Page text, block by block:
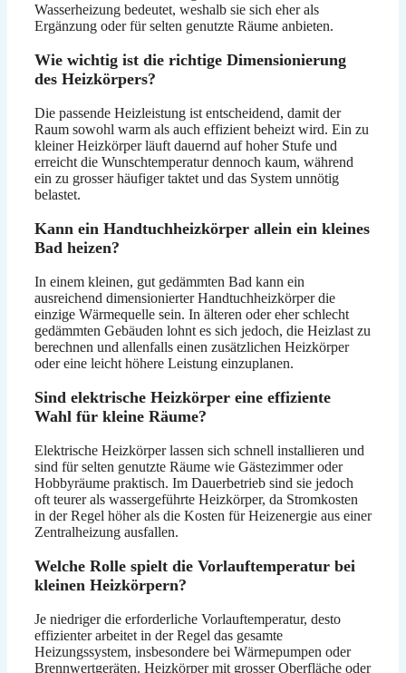
Wasserheizung bedeutet, weshalb sie sich eher als
Ergänzung oder für selten genutzte Räume anbieten.
Wie wichtig ist die richtige Dimensionierung
des Heizkörpers?
Die passende Heizleistung ist entscheidend, damit der
Raum sowohl warm als auch effizient beheizt wird. Ein zu
kleiner Heizkörper läuft dauernd auf hoher Stufe und
erreicht die Wunschtemperatur dennoch kaum, während
ein zu grosser häufiger taktet und das System unnötig
belastet.
Kann ein Handtuchheizkörper allein ein kleines
Bad heizen?
In einem kleinen, gut gedämmten Bad kann ein
ausreichend dimensionierter Handtuchheizkörper die
einzige Wärmequelle sein. In älteren oder eher schlecht
gedämmten Gebäuden lohnt es sich jedoch, die Heizlast zu
berechnen und allenfalls einen zusätzlichen Heizkörper
oder eine leicht höhere Leistung einzuplanen.
Sind elektrische Heizkörper eine effiziente
Wahl für kleine Räume?
Elektrische Heizkörper lassen sich schnell installieren und
sind für selten genutzte Räume wie Gästezimmer oder
Hobbyräume praktisch. Im Dauerbetrieb sind sie jedoch
oft teurer als wassergeführte Heizkörper, da Stromkosten
in der Regel höher als die Kosten für Heizenergie aus einer
Zentralheizung ausfallen.
Welche Rolle spielt die Vorlauftemperatur bei
kleinen Heizkörpern?
Je niedriger die erforderliche Vorlauftemperatur, desto
effizienter arbeitet in der Regel das gesamte
Heizungssystem, insbesondere bei Wärmepumpen oder
Brennwertgeräten. Heizkörper mit grosser Oberfläche oder